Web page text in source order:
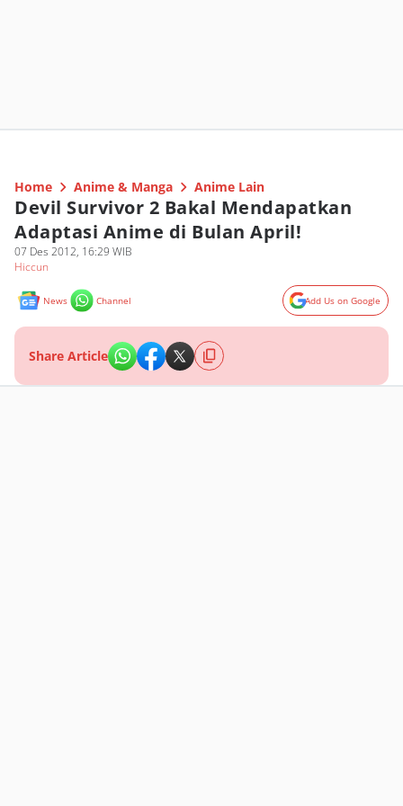
Home Anime & Manga Anime Lain
Devil Survivor 2 Bakal Mendapatkan
Adaptasi Anime di Bulan April!
07 Des 2012, 16:29 WIB
Hiccun
News Channel Add Us on Google
Share Article